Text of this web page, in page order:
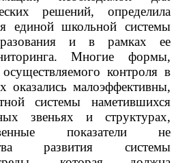
решений, определила
единой школьной системы
и в рамках ее
Многие формы,
контроля в
оказались малоэффективны,
системы наметившихся
звеньях и структурах,
показатели не
развития системы